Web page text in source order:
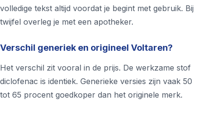
volledige tekst altijd voordat je begint met gebruik. Bij
twijfel overleg je met een apotheker.
Verschil generiek en origineel Voltaren?
Het verschil zit vooral in de prijs. De werkzame stof
diclofenac is identiek. Generieke versies zijn vaak 50
tot 65 procent goedkoper dan het originele merk.